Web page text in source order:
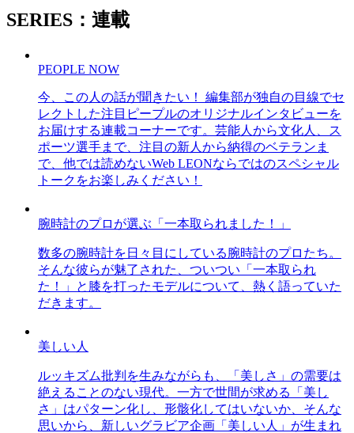
SERIES：連載
PEOPLE NOW
今、この人の話が聞きたい！ 編集部が独自の目線でセ
レクトした注目ピープルのオリジナルインタビューを
お届けする連載コーナーです。芸能人から文化人、ス
ポーツ選手まで、注目の新人から納得のベテランま
で、他では読めないWeb LEONならではのスペシャル
トークをお楽しみください！
腕時計のプロが選ぶ「一本取られました！」
数多の腕時計を日々目にしている腕時計のプロたち。
そんな彼らが魅了された、ついつい「一本取られ
た！」と膝を打ったモデルについて、熱く語っていた
だきます。
美しい人
ルッキズム批判を生みながらも、「美しさ」の需要は
絶えることのない現代。一方で世間が求める「美し
さ」はパターン化し、形骸化してはいないか、そんな
思いから、新しいグラビア企画「美しい人」が生まれ